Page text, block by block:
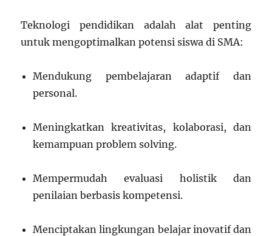
Teknologi pendidikan adalah alat penting
untuk mengoptimalkan potensi siswa di SMA:
Mendukung pembelajaran adaptif dan
personal.
Meningkatkan kreativitas, kolaborasi, dan
kemampuan problem solving.
Mempermudah evaluasi holistik dan
penilaian berbasis kompetensi.
Menciptakan lingkungan belajar inovatif dan